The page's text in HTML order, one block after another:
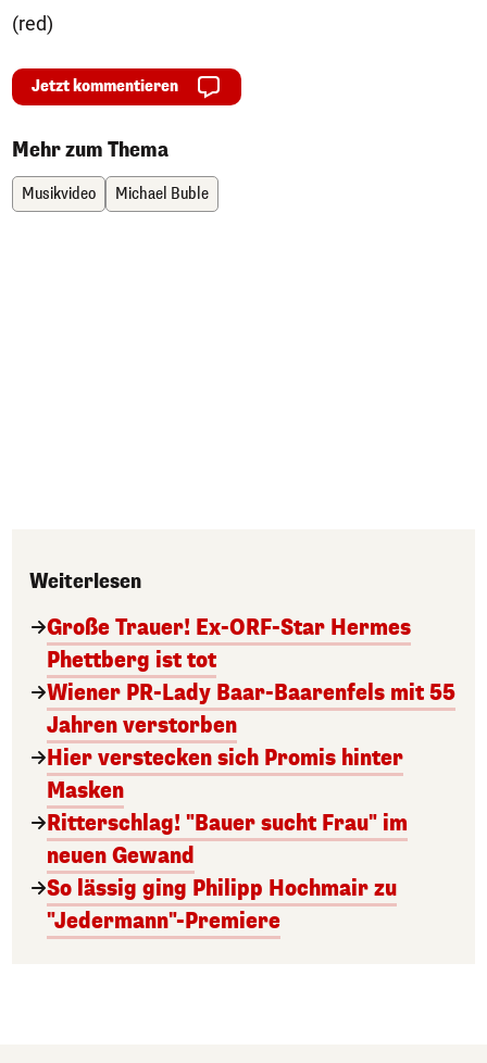
(red)
Jetzt kommentieren
Mehr zum Thema
Musikvideo Michael Buble
Weiterlesen
Große Trauer! Ex-ORF-Star Hermes
Phettberg ist tot
Wiener PR-Lady Baar-Baarenfels mit 55
Jahren verstorben
Hier verstecken sich Promis hinter
Masken
Ritterschlag! "Bauer sucht Frau" im
neuen Gewand
So lässig ging Philipp Hochmair zu
"Jedermann"-Premiere